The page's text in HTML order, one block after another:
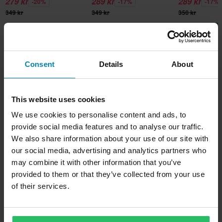
Consent Details About
This website uses cookies
We use cookies to personalise content and ads, to
provide social media features and to analyse our traffic.
We also share information about your use of our site with
our social media, advertising and analytics partners who
may combine it with other information that you’ve
provided to them or that they’ve collected from your use
of their services.
349 kr
349 kr
350 kr
Produktbeskrivning
Alpinestars SM5-hjälmen är resultatet av över fem års intensiva
studier, utveckling och tester. Baserat på Alpinestars fem
decennier av skyddsutveckling har de granskat varje möjlig
aspekt för att konstruera en hjälm som är säker och omsorgsfullt
utformad för att ge optimalt skydd och komfort, och detta till ett
utmärkt pris.
Egenskaper:
finns i två storlekar
Stängning
Dubbla D-Ringar
Hjälmegenskaper
Snabbavtagbara kindkuddar, Avtagbart foder, Dubbla D-ringar
Ingen
Kundrecensioner
Storleksguide
Leverans & returer
Snabba leveranser